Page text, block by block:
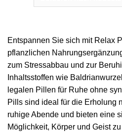
Entspannen Sie sich mit Relax
pflanzlichen
zum Stressabbau und zur
Inhaltsstoffen wie
legalen Pillen für Ruhe ohne
Pills sind ideal für die Erholung
ruhige Abende und bieten eine
Möglichkeit, Körper und Geist